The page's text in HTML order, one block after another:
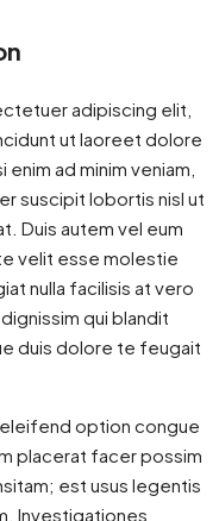
adipiscing elit,
ut laoreet dolore
ad minim veniam,
suscipit lobortis nisl ut
Duis autem vel eum
velit esse molestie
nulla facilisis at vero
qui blandit
duis dolore te feugait
option congue
placerat facer possim
est usus legentis
Investigationes